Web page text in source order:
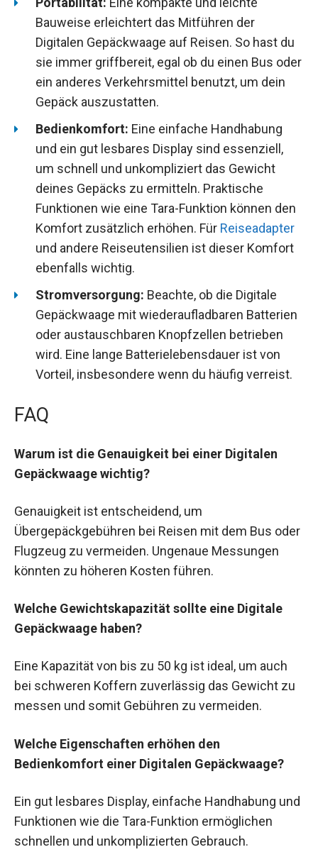
Bauweise erleichtert das Mitführen der
Digitalen Gepäckwaage auf Reisen. So hast du
sie immer griffbereit, egal ob du einen Bus oder
ein anderes Verkehrsmittel benutzt, um dein
Gepäck auszustatten.
Bedienkomfort: Eine einfache Handhabung
und ein gut lesbares Display sind essenziell,
um schnell und unkompliziert das Gewicht
deines Gepäcks zu ermitteln. Praktische
Funktionen wie eine Tara-Funktion können den
Komfort zusätzlich erhöhen. Für Reiseadapter
und andere Reiseutensilien ist dieser Komfort
ebenfalls wichtig.
Stromversorgung: Beachte, ob die Digitale
Gepäckwaage mit wiederaufladbaren Batterien
oder austauschbaren Knopfzellen betrieben
wird. Eine lange Batterielebensdauer ist von
Vorteil, insbesondere wenn du häufig verreist.
FAQ
Warum ist die Genauigkeit bei einer Digitalen
Gepäckwaage wichtig?
Genauigkeit ist entscheidend, um
Übergepäckgebühren bei Reisen mit dem Bus oder
Flugzeug zu vermeiden. Ungenaue Messungen
könnten zu höheren Kosten führen.
Welche Gewichtskapazität sollte eine Digitale
Gepäckwaage haben?
Eine Kapazität von bis zu 50 kg ist ideal, um auch
bei schweren Koffern zuverlässig das Gewicht zu
messen und somit Gebühren zu vermeiden.
Welche Eigenschaften erhöhen den
Bedienkomfort einer Digitalen Gepäckwaage?
Ein gut lesbares Display, einfache Handhabung und
Funktionen wie die Tara-Funktion ermöglichen
schnellen und unkomplizierten Gebrauch.